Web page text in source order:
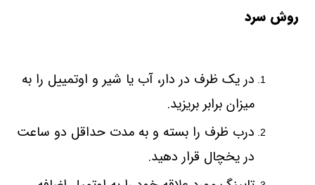
روش سرد
در یک ظرف در دار، آب یا شیر و اوتمییل را به
میزان برابر بریزید.
درب ظرف را بسته و به مدت حداقل دو ساعت
در یخچال قرار دهید.